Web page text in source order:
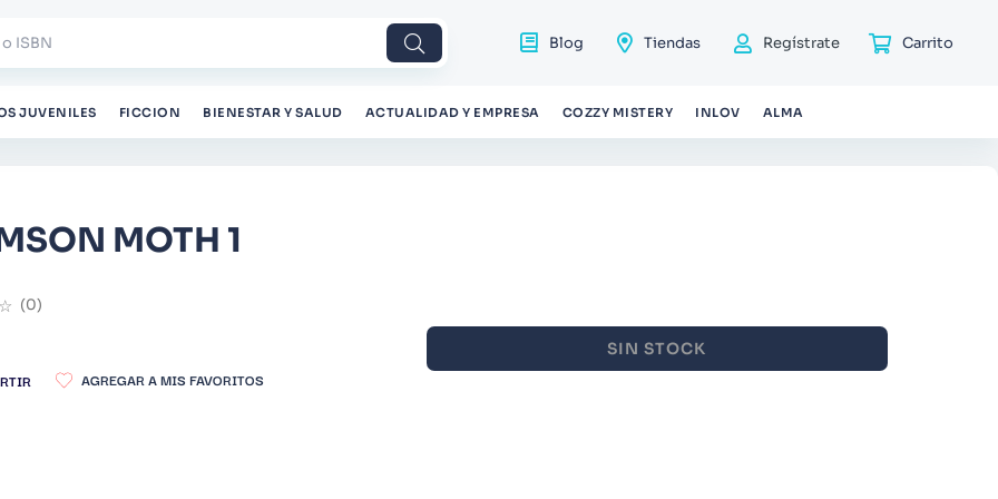
Blog Tiendas Regístrate
JUVENILES FICCION BIENESTAR Y SALUD ACTUALIDAD Y EMPRESA COZZY MISTERY INLOV ALMA
MOTH 1
☆ (0)
SIN STOCK